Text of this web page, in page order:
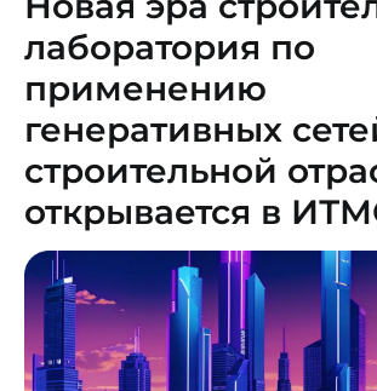
лаборатория по
применению
генеративных
строительной
открывается в